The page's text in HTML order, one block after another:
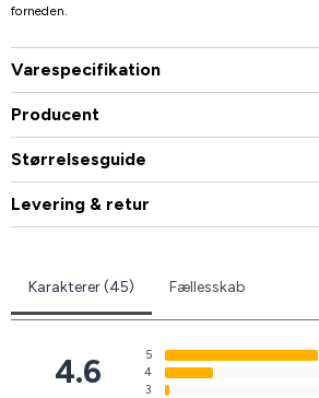
forneden.
Varespecifikation
Producent
Størrelsesguide
Levering & retur
Karakterer (45) Fællesskab
4.6 5
4
3